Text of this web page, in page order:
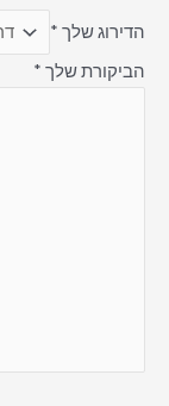
הדירוג שלך *
הביקורת שלך *